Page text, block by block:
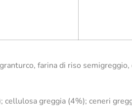
farina di riso
greggia (4%); ceneri